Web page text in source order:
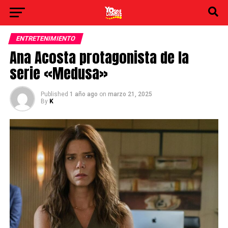
ENTRETENIMIENTO
Ana Acosta protagonista de la
serie «Medusa»
Published 1 año ago on marzo 21, 2025
By K